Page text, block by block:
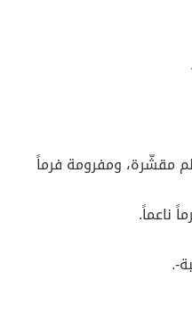
مقشّرة، ومفرومة فرماً
ناعماً.
.